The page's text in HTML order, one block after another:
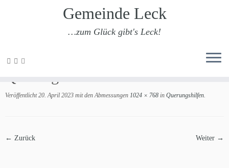
Zum
springen
Gemeinde Leck
…zum Glück gibt's Leck!
Veröffentlicht 20. April 2023 mit den Abmessungen 1024 × 768 in Querungshilfen.
← Zurück Weiter →